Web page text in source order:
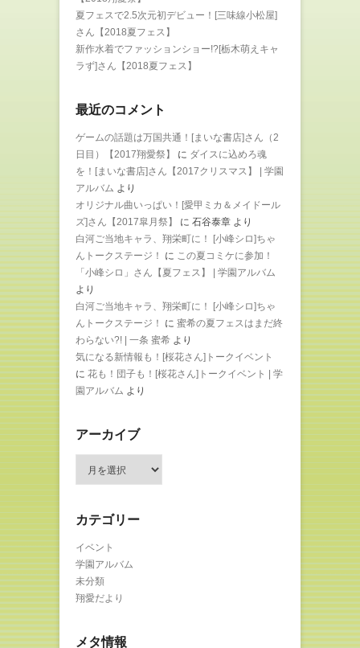
夏フェスで2.5次元初デビュー！[三味線小松屋]
さん【2018夏フェス】
新作水着でファッションショー!?[栃木萌えキャ
ラず]さん【2018夏フェス】
最近のコメント
ゲームの話題は万国共通！[まいな書店]さん（2
日目）【2017翔愛祭】
に ダイスに込めろ魂
を！[まいな書店]さん【2017クリスマス】 | 学園
アルバム より
オリジナル曲いっぱい！[愛甲ミカ＆メイドール
ズ]さん【2017皐月祭】
に 石谷泰章 より
白河ご当地キャラ、翔栄町に！ [小峰シロ]ちゃ
んトークステージ！
に この夏コミケに参加！
「小峰シロ」さん【夏フェス】 | 学園アルバム
より
白河ご当地キャラ、翔栄町に！ [小峰シロ]ちゃ
んトークステージ！
に 蜜希の夏フェスはまだ終
わらない?! | 一条 蜜希 より
気になる新情報も！[桜花さん]トークイベント
に 花も！団子も！[桜花さん]トークイベント | 学
園アルバム より
アーカイブ
イ
ブ
カテゴリー
イベント
学園アルバム
未分類
翔愛だより
メタ情報